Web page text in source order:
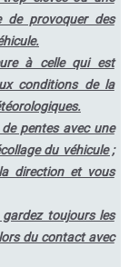
de provoquer des
à celle qui est
conditions de la
pentes avec une
du véhicule ;
direction et vous
toujours les
du contact avec